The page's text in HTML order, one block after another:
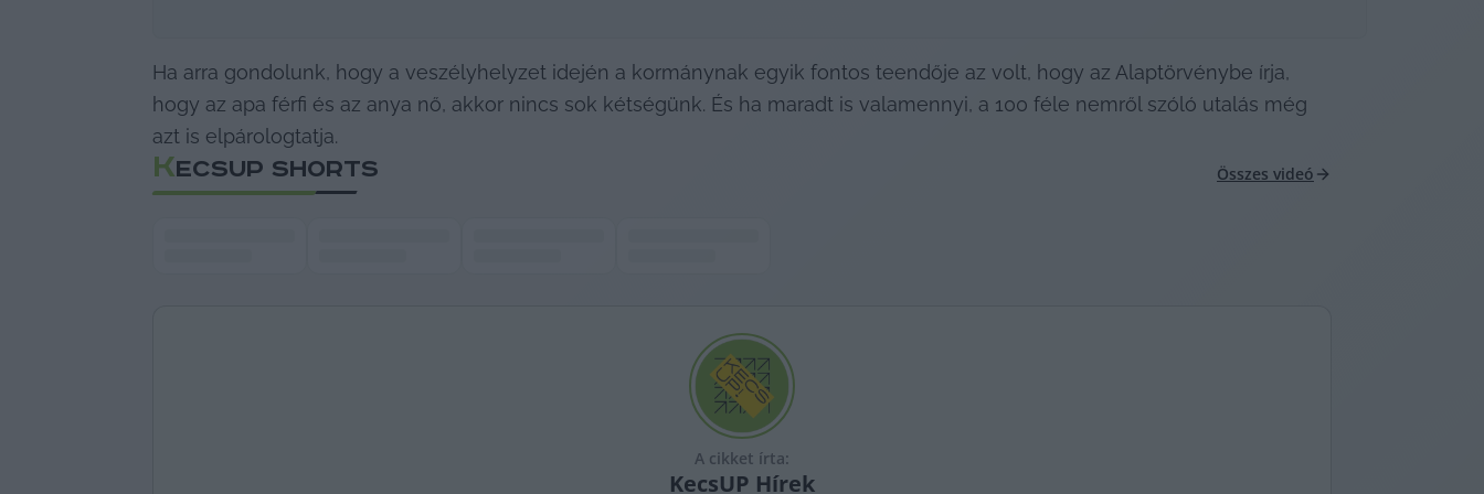
Ha arra gondolunk, hogy a veszélyhelyzet idején a kormánynak egyik fontos teendője az volt, hogy az Alaptörvénybe írja,
hogy az apa férfi és az anya nő, akkor nincs sok kétségünk. És ha maradt is valamennyi, a 100 féle nemről szóló utalás még
azt is elpárologtatja.
KECSUP SHORTS Összes videó
A cikket írta:
KecsUP Hírek